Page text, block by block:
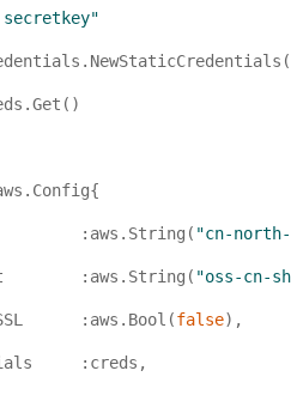
:aws.String(
"cn-
:aws.String(
"oss-cn-
:aws.Bool(
false),
:creds,